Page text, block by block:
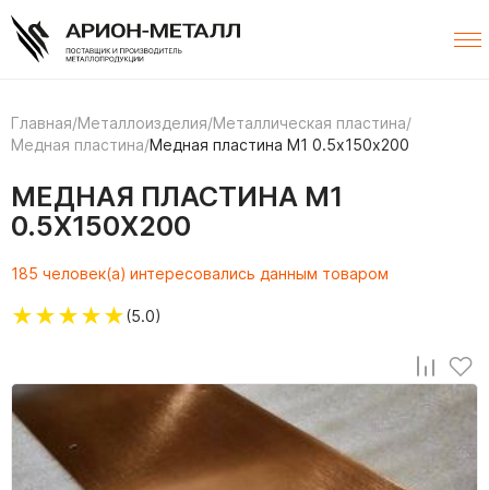
Главная/Металлоизделия/Металлическая пластина/
Медная пластина/Медная пластина М1 0.5х150х200
МЕДНАЯ ПЛАСТИНА М1
0.5Х150Х200
185 человек(а) интересовались данным товаром
★★★★★(5.0)